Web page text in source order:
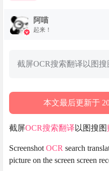
阿喵
起来！
截屏OCR搜索翻译以图
本文最后更新于
截屏OCR搜索翻译 以图搜图
Screenshot OCR search
picture on the screen screen